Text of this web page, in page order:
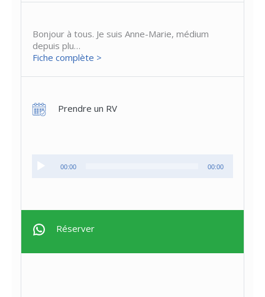
Bonjour à tous. Je suis Anne-Marie, médium
depuis plu…
Fiche complète >
Prendre un RV
00:00 00:00
Réserver